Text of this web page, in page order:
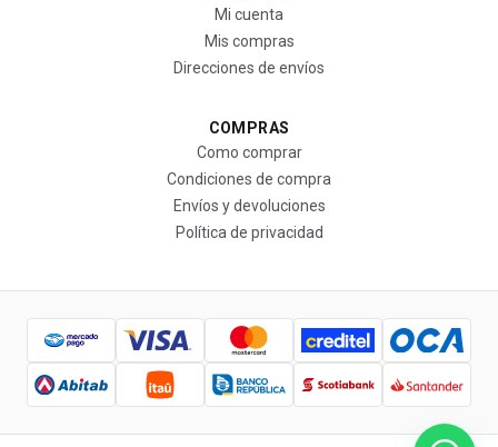
Mi cuenta
Mis compras
Direcciones de envíos
COMPRAS
Como comprar
Condiciones de compra
Envíos y devoluciones
Política de privacidad